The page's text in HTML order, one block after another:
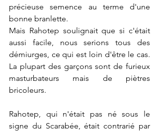
précieuse semence au terme d'une
bonne branlette.
Mais Rahotep soulignait que si c'était
aussi facile, nous serions tous des
démiurges, ce qui est loin d'être le cas.
La plupart des garçons sont de furieux
masturbateurs mais de piètres
bricoleurs.
Rahotep, qui n'était pas né sous le
signe du Scarabée, était contrarié par